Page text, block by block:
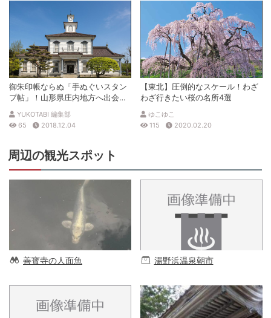
御朱印帳ならぬ「手ぬぐいスタン
プ帖」！山形県庄内地方へ出会い
の印を刻む旅！
YUKOTABI 編集部
65
2018.12.04
【東北】圧倒的なスケール！わざ
わざ行きたい桜の名所4選
ゆこゆこ
115
2020.02.20
周辺の観光スポット
善寳寺の人面魚 湯野浜温泉朝市